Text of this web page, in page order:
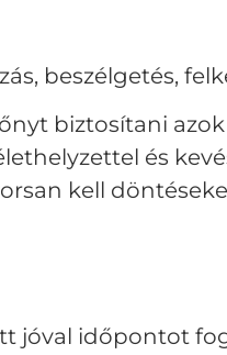
beszélgetés,
biztosítani
és
kell
jóval időpontot